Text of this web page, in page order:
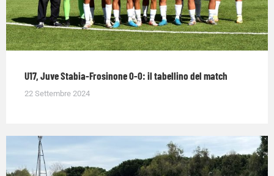
U17, Juve Stabia-Frosinone 0-0: il tabellino del match
22 Settembre 2024